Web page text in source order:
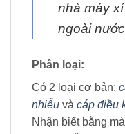
nhà máy
ngoài
Phân loại:
Có 2 loại cơ bản:
nhiễu và cáp điều
Nhận biết bằng